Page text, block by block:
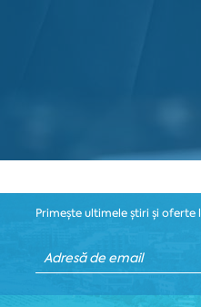
Primește ultimele știri și